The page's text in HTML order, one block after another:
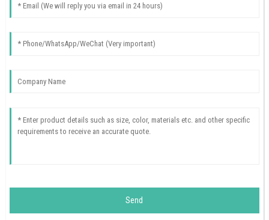
Send